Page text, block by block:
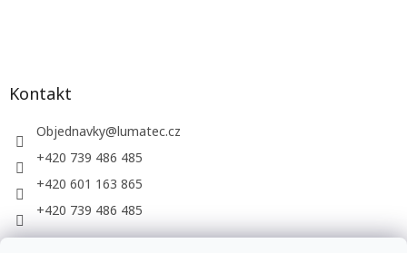
Kontakt
Objednavky@lumatec.cz
+420 739 486 485
+420 601 163 865
+420 739 486 485